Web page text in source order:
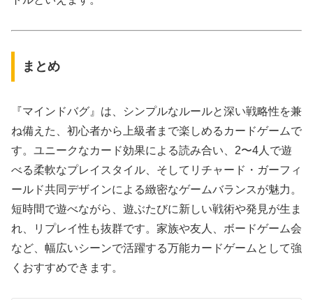
まとめ
『マインドバグ』は、シンプルなルールと深い戦略性を兼
ね備えた、初心者から上級者まで楽しめるカードゲームで
す。ユニークなカード効果による読み合い、2〜4人で遊
べる柔軟なプレイスタイル、そしてリチャード・ガーフィ
ールド共同デザインによる緻密なゲームバランスが魅力。
短時間で遊べながら、遊ぶたびに新しい戦術や発見が生ま
れ、リプレイ性も抜群です。家族や友人、ボードゲーム会
など、幅広いシーンで活躍する万能カードゲームとして強
くおすすめできます。